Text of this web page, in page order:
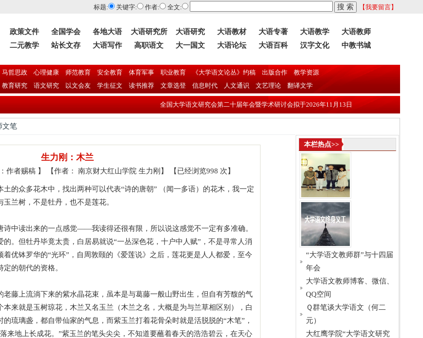
标题: 关键字: 作者: 全文: 【我要留言】
政策文件 全国学会 各地大语 大语研究所 大语研究 大语教材 大语专著 大语教学
大语教师
二元教学 站长文存 大语写作 高职语文 大一国文 大语论坛 大语百科 汉字文化 中教书城
马哲思政 心理健康 师范教育 安全教育 体育军事 职业教育 《大学语文论丛》约稿 出版合作
教学资源
教育研究 语文研究 以文会友 学生征文 读书推荐 文章选登 信息时代 人文通识 文艺理论 翻译文学
全国大学语文研究会第二十届年会暨学术研讨会拟于2026年11月13日—16日在东莞理工学院召开
文笔
生力刚：木兰
作者赐稿 】 【作者： 南京财大红山学院 生力刚】 【已经浏览998 次】
的众多花木中，找出两种可以代表“诗的唐朝” （闻一多语）的花木，我一定
兰树，不是牡丹，也不是莲花。
诗中读出来的一点感觉——我读得还很有限，所以说这感觉不一定有多准确。
。但牡丹毕竟太贵，白居易就说“一丛深色花，十户中人赋”，不是寻常人消
优钵罗华的“光环”，自周敦颐的《爱莲说》之后，莲花更是人人都爱，至今
的朝代的资格。
藤上流淌下来的紫水晶花束，虽本是与葛藤一般山野出生，但自有芳馥的气
本来就是玉树琼花，木兰又名玉兰（木兰之名，大概是为与兰草相区别），白
琉璃盏，都自带仙家的气息，而紫玉兰打着花骨朵时就是活脱脱的“木笔”，
来地上长成花。”紫玉兰的笔头尖尖，不知道要蘸着春天的浩浩碧云，在天心
本栏热点>>
“大学语文教师群”与十四届
年会
大学语文教师博客、微信、
QQ空间
Ｑ群笔谈大学语文（何二
元）
大红鹰学院“大学语文研究